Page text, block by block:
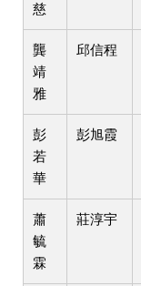
慈
龔
靖
雅
邱信程
彭
若
華
彭旭霞
蕭
毓
霖
莊淳宇